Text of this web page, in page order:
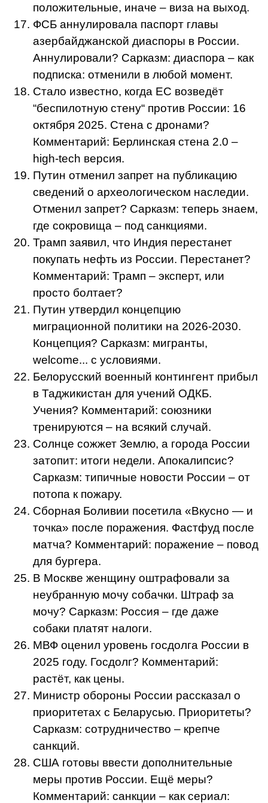
положительные, иначе – виза на выход.
ФСБ аннулировала паспорт главы
азербайджанской диаспоры в России.
Аннулировали? Сарказм: диаспора – как
подписка: отменили в любой момент.
Стало известно, когда ЕС возведёт
“беспилотную стену“ против России: 16
октября 2025. Стена с дронами?
Комментарий: Берлинская стена 2.0 –
high-tech версия.
Путин отменил запрет на публикацию
сведений о археологическом наследии.
Отменил запрет? Сарказм: теперь знаем,
где сокровища – под санкциями.
Трамп заявил, что Индия перестанет
покупать нефть из России. Перестанет?
Комментарий: Трамп – эксперт, или
просто болтает?
Путин утвердил концепцию
миграционной политики на 2026-2030.
Концепция? Сарказм: мигранты,
welcome... с условиями.
Белорусский военный контингент прибыл
в Таджикистан для учений ОДКБ.
Учения? Комментарий: союзники
тренируются – на всякий случай.
Солнце сожжет Землю, а города России
затопит: итоги недели. Апокалипсис?
Сарказм: типичные новости России – от
потопа к пожару.
Сборная Боливии посетила «Вкусно — и
точка» после поражения. Фастфуд после
матча? Комментарий: поражение – повод
для бургера.
В Москве женщину оштрафовали за
неубранную мочу собачки. Штраф за
мочу? Сарказм: Россия – где даже
собаки платят налоги.
МВФ оценил уровень госдолга России в
2025 году. Госдолг? Комментарий:
растёт, как цены.
Министр обороны России рассказал о
приоритетах с Беларусью. Приоритеты?
Сарказм: сотрудничество – крепче
санкций.
США готовы ввести дополнительные
меры против России. Ещё меры?
Комментарий: санкции – как сериал: